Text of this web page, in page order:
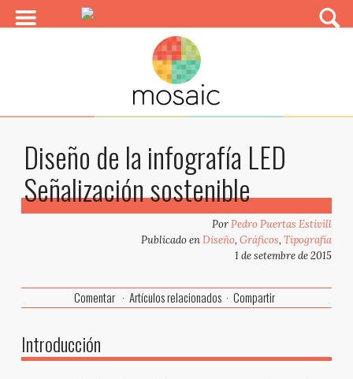
Diseño de la infografía LED
Señalización sostenible
PorPedro Puertas Estivill
Publicado enDiseño,Gráficos,Tipografía
1 de setembre de 2015
Comentar Artículos relacionados Compartir
Introducción